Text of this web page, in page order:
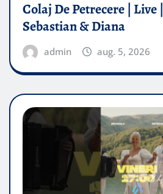
Colaj De Petrecere | Live
Sebastian & Diana
admin aug. 5, 2026